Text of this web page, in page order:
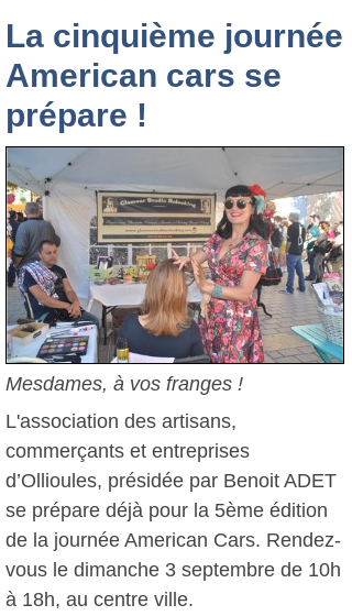
La cinquième journée
American cars se
prépare !
Mesdames, à vos franges !
L'association des artisans,
commerçants et entreprises
d’Ollioules, présidée par Benoit ADET
se prépare déjà pour la 5ème édition
de la journée American Cars. Rendez-
vous le dimanche 3 septembre de 10h
à 18h, au centre ville.